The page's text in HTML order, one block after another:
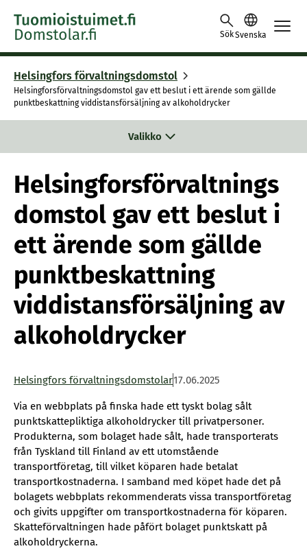
Skip to content -saavutettavuusohje
SökSvenska
Helsingfors förvaltningsdomstol
Helsingforsförvaltningsdomstol gav ett beslut i ett ärende som gällde
punktbeskattning viddistansförsäljning av alkoholdrycker
Valikko
Helsingforsförvaltnings
domstol gav ett beslut i
ett ärende som gällde
punktbeskattning
viddistansförsäljning av
alkoholdrycker
Helsingfors förvaltningsdomstolar17.06.2025
Via en webbplats på finska hade ett tyskt bolag sålt
punktskattepliktiga alkoholdrycker till privatpersoner.
Produkterna, som bolaget hade sålt, hade transporterats
från Tyskland till Finland av ett utomstående
transportföretag, till vilket köparen hade betalat
transportkostnaderna. I samband med köpet hade det på
bolagets webbplats rekommenderats vissa transportföretag
och givits uppgifter om transportkostnaderna för köparen.
Skatteförvaltningen hade påfört bolaget punktskatt på
alkoholdryckerna.